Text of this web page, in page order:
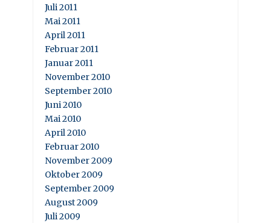
Juli 2011
Mai 2011
April 2011
Februar 2011
Januar 2011
November 2010
September 2010
Juni 2010
Mai 2010
April 2010
Februar 2010
November 2009
Oktober 2009
September 2009
August 2009
Juli 2009